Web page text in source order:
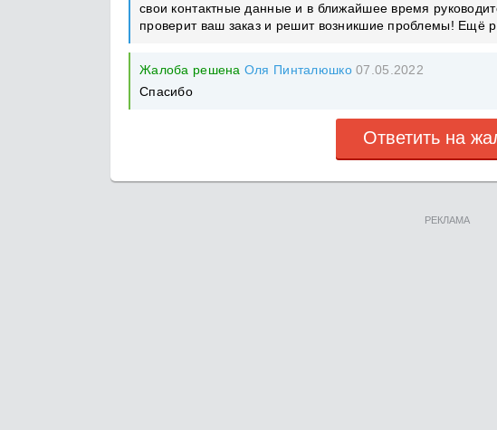
свои контактные данные и в ближайшее время
проверит ваш заказ и решит возникшие проблемы! Ещё
Жалоба решена Оля Пинталюшко 07.05.2022
Спасибо
Ответить на
РЕКЛАМА